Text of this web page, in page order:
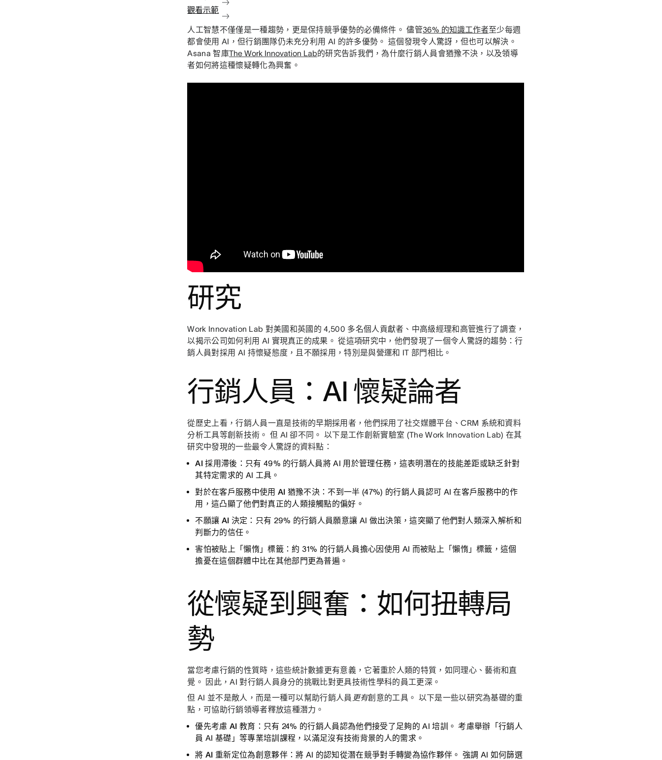
觀看示範
人工智慧不僅僅是一種趨勢，更是保持競爭優勢的必備條件。 儘管36% 的知識工作者至少每週
都會使用 AI，但行銷團隊仍未充分利用 AI 的許多優勢。 這個發現令人驚訝，但也可以解決。
Asana 智庫The Work Innovation Lab的研究告訴我們，為什麼行銷人員會猶豫不決，以及領導
者如何將這種懷疑轉化為興奮。
研究
Work Innovation Lab 對美國和英國的 4,500 多名個人貢獻者、中高級經理和高管進行了調查，
以揭示公司如何利用 AI 實現真正的成果。 從這項研究中，他們發現了一個令人驚訝的趨勢：行
銷人員對採用 AI 持懷疑態度，且不願採用，特別是與營運和 IT 部門相比。
行銷人員：AI 懷疑論者
從歷史上看，行銷人員一直是技術的早期採用者，他們採用了社交媒體平台、CRM 系統和資料
分析工具等創新技術。 但 AI 卻不同。 以下是工作創新實驗室 (The Work Innovation Lab) 在其
研究中發現的一些最令人驚訝的資料點：
AI 採用滯後： 只有 49% 的行銷人員將 AI 用於管理任務，這表明潛在的技能差距或缺乏針對
其特定需求的 AI 工具。
對於在客戶服務中使用 AI 猶豫不決： 不到一半 (47%) 的行銷人員認可 AI 在客戶服務中的作
用，這凸顯了他們對真正的人類接觸點的偏好。
不願讓 AI 決定： 只有 29% 的行銷人員願意讓 AI 做出決策，這突顯了他們對人類深入解析和
判斷力的信任。
害怕被貼上「懶惰」標籤：約 31% 的行銷人員擔心因使用 AI 而被貼上「懶惰」標籤，這個
擔憂在這個群體中比在其他部門更為普遍。
從懷疑到興奮：如何扭轉局
勢
當您考慮行銷的性質時，這些統計數據更有意義，它著重於人類的特質，如同理心、藝術和直
覺。 因此，AI 對行銷人員身分的挑戰比對更具技術性學科的員工更深。
但 AI 並不是敵人，而是一種可以幫助行銷人員 更有創意的工具。 以下是一些以研究為基礎的重
點，可協助行銷領導者釋放這種潛力。
優先考慮 AI 教育： 只有 24% 的行銷人員認為他們接受了足夠的 AI 培訓。 考慮舉辦「行銷人
員 AI 基礎」等專業培訓課程，以滿足沒有技術背景的人的需求。
將 AI 重新定位為創意夥伴：將 AI 的認知從潛在競爭對手轉變為協作夥伴。 強調 AI 如何篩選